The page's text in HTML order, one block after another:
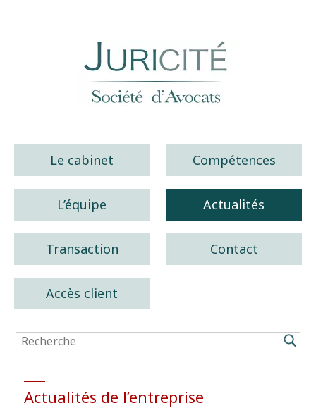
Juricité société d'avocats
Le cabinet Compétences
L’équipe Actualités
Transaction Contact
Accès client
Actualités de l’entreprise